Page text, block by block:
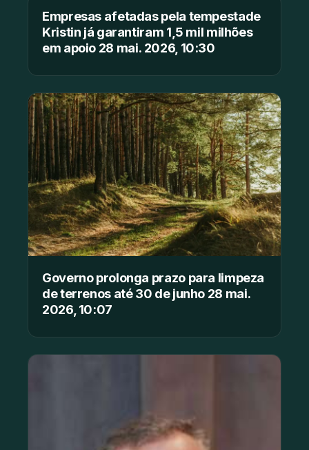
Empresas afetadas pela tempestade
Kristin já garantiram 1,5 mil milhões
em apoio 28 mai. 2026, 10:30
Governo prolonga prazo para limpeza
de terrenos até 30 de junho 28 mai.
2026, 10:07